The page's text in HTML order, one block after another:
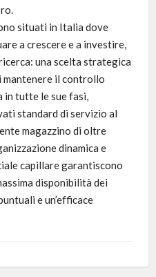
situati in Italia dove
a crescere e a investire,
una scelta strategica
mantenere il controllo
tutte le sue fasi,
standard di servizio al
magazzino di oltre
dinamica e
capillare garantiscono
disponibilità dei
e un’efficace